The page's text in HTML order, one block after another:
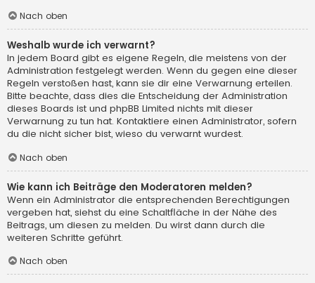
Nach oben
Weshalb wurde ich verwarnt?
In jedem Board gibt es eigene Regeln, die meistens von der
Administration festgelegt werden. Wenn du gegen eine dieser
Regeln verstoßen hast, kann sie dir eine Verwarnung erteilen.
Bitte beachte, dass dies die Entscheidung der Administration
dieses Boards ist und phpBB Limited nichts mit dieser
Verwarnung zu tun hat. Kontaktiere einen Administrator, sofern
du die nicht sicher bist, wieso du verwarnt wurdest.
Nach oben
Wie kann ich Beiträge den Moderatoren melden?
Wenn ein Administrator die entsprechenden Berechtigungen
vergeben hat, siehst du eine Schaltfläche in der Nähe des
Beitrags, um diesen zu melden. Du wirst dann durch die
weiteren Schritte geführt.
Nach oben